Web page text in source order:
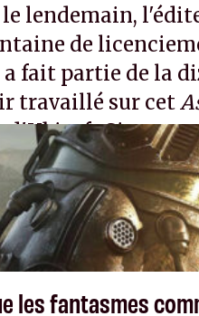
lendemain,
de
fait partie de la
travaillé sur cet
d'Ubisoft
les fantasmes